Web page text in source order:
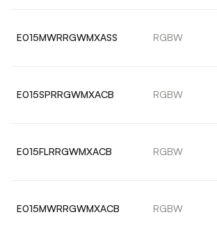
E015MWRRGWMXASS RGBW
E015SPRRGWMXACB RGBW
E015FLRRGWMXACB RGBW
E015MWRRGWMXACB RGBW